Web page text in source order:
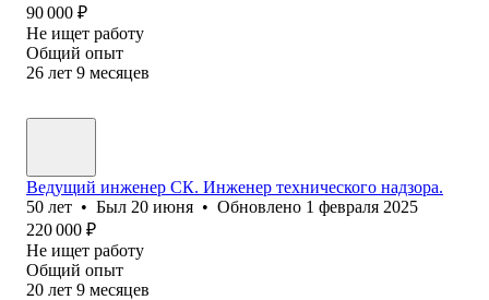
90 000 ₽
Не ищет работу
Общий опыт
26 лет 9 месяцев
Ведущий инженер СК. Инженер технического надзора.
50 лет • Был 20 июня • Обновлено 1 февраля 2025
220 000 ₽
Не ищет работу
Общий опыт
20 лет 9 месяцев